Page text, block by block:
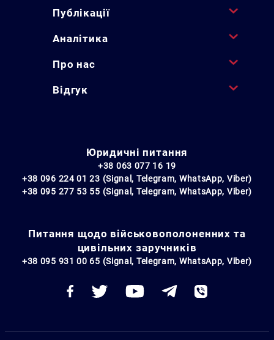
Публікації
Аналітика
Про нас
Відгук
Юридичні питання
+38 063 077 16 19
+38 096 224 01 23 (Signal, Telegram, WhatsApp, Viber)
+38 095 277 53 55 (Signal, Telegram, WhatsApp, Viber)
Питання щодо військовополоненних та
цивільних заручників
+38 095 931 00 65 (Signal, Telegram, WhatsApp, Viber)